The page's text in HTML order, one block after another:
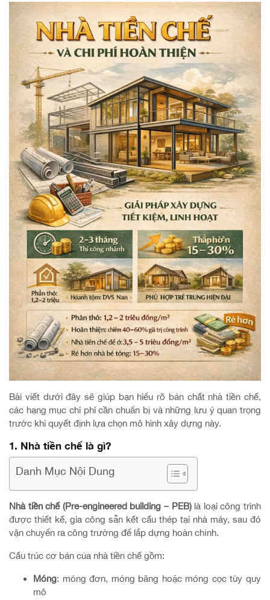
Bài viết dưới đây sẽ giúp bạn hiểu rõ bản chất nhà tiền chế,
các hạng mục chi phí cần chuẩn bị và những lưu ý quan trọng
trước khi quyết định lựa chọn mô hình xây dựng này.
1. Nhà tiền chế là gì?
Danh Mục Nội Dung
Nhà tiền chế (Pre-engineered building – PEB)là loại công trình
được thiết kế, gia công sẵn kết cấu thép tại nhà máy, sau đó
vận chuyển ra công trường để lắp dựng hoàn chỉnh.
Cấu trúc cơ bản của nhà tiền chế gồm:
Móng: móng đơn, móng băng hoặc móng cọc tùy quy
mô